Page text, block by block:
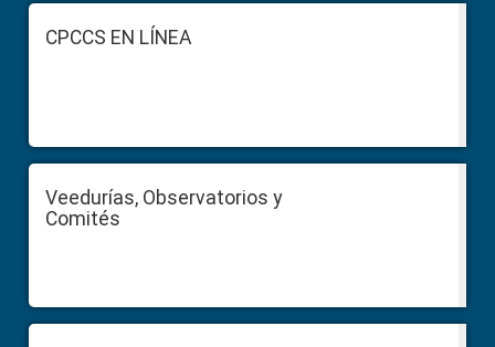
Sidebar
FooterCPCCS EN LÍNEA
Veedurías, Observatorios y
Comités